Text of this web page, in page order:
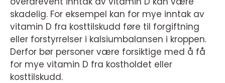
skadelig. For eksempel kan for mye inntak av
vitamin D fra kosttilskudd føre til forgiftning
eller forstyrrelser i kalsiumbalansen i kroppen.
Derfor bør personer være forsiktige med å få
for mye vitamin D fra kostholdet eller
kosttilskudd.